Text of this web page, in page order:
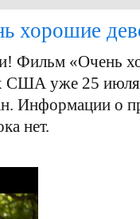
хорошие
Фильм «Очень
США уже 25
Информации о
нет.